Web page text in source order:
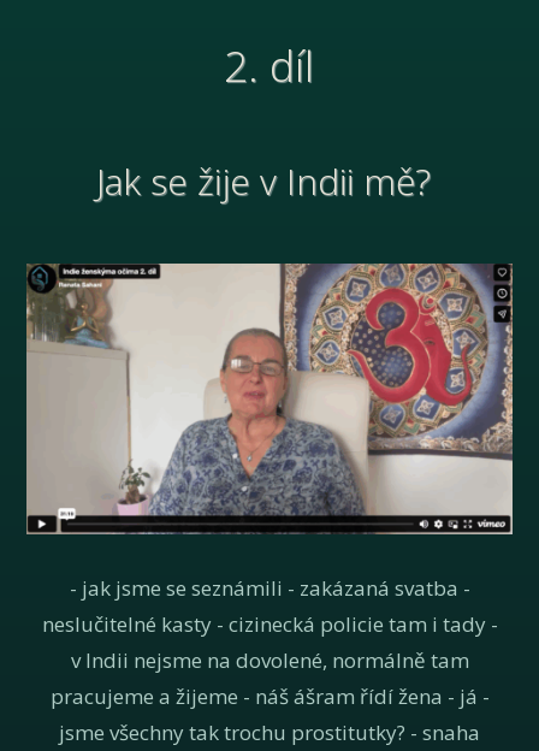
2. díl
Jak se žije v Indii mě?
- jak jsme se seznámili - zakázaná svatba -
neslučitelné kasty - cizinecká policie tam i tady -
v Indii nejsme na dovolené, normálně tam
pracujeme a žijeme - náš ášram řídí žena - já -
jsme všechny tak trochu prostitutky? - snaha